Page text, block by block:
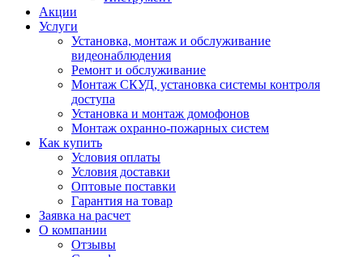
Акции
Услуги
Установка, монтаж и обслуживание
видеонаблюдения
Ремонт и обслуживание
Монтаж СКУД, установка системы контроля
доступа
Установка и монтаж домофонов
Монтаж охранно-пожарных систем
Как купить
Условия оплаты
Условия доставки
Оптовые поставки
Гарантия на товар
Заявка на расчет
О компании
Отзывы